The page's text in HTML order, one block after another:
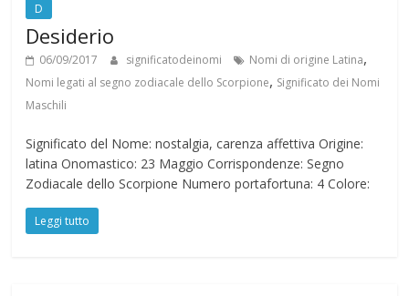
D
Desiderio
06/09/2017 significatodeinomi Nomi di origine Latina,
Nomi legati al segno zodiacale dello Scorpione, Significato dei Nomi
Maschili
Significato del Nome: nostalgia, carenza affettiva Origine:
latina Onomastico: 23 Maggio Corrispondenze: Segno
Zodiacale dello Scorpione Numero portafortuna: 4 Colore:
Leggi tutto